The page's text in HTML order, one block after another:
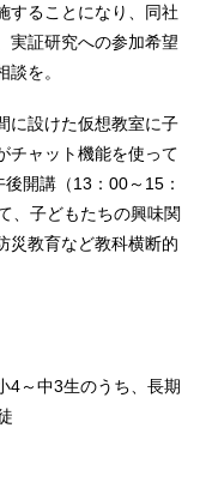
することになり、同社
実証研究への参加希望
を。
に設けた仮想教室に子
チャット機能を使って
開講（13：00～15：
、子どもたちの興味関
災教育など教科横断的
4～中3生のうち、長期